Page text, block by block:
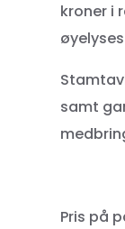
kroner i
samt
Pris på